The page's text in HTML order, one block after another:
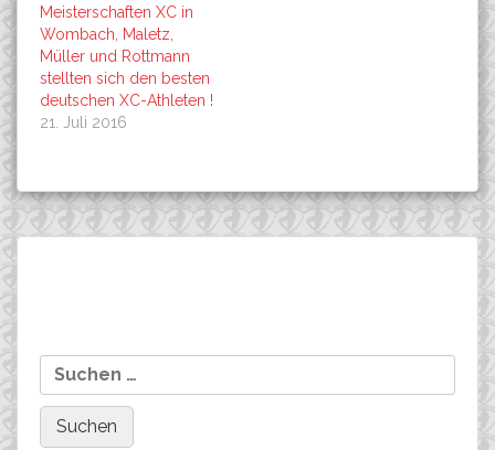
Meisterschaften XC in
Wombach, Maletz,
Müller und Rottmann
stellten sich den besten
deutschen XC-Athleten !
21. Juli 2016